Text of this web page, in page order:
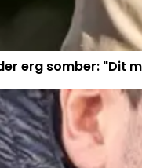
erg somber: "Dit